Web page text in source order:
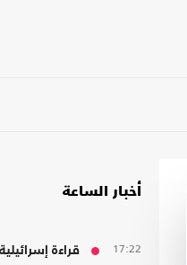
أخبار الساعة
17:22
قراءة